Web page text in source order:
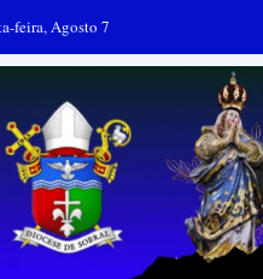
feira, Agosto 7